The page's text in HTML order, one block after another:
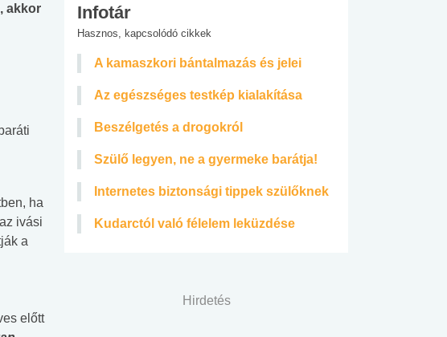
akkor
ha
ivási
a
előtt
Infotár
Hasznos, kapcsolódó cikkek
A kamaszkori bántalmazás és jelei
Az egészséges testkép kialakítása
Beszélgetés a drogokról
Szülő legyen, ne a gyermeke barátja!
Internetes biztonsági tippek szülőknek
Kudarctól való félelem leküzdése
Hirdetés